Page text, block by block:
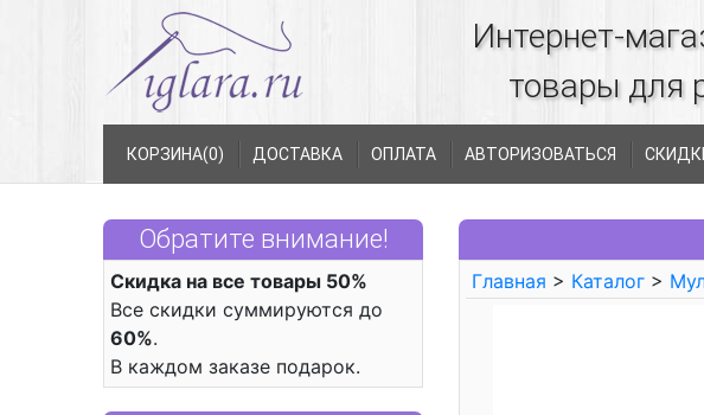
Интернет-
товары для
КОРЗИНА(0) ДОСТАВКА ОПЛАТА АВТОРИЗОВАТЬСЯ
Обратите внимание!
Скидка на все товары 50%
Все скидки суммируются до
60%.
В каждом заказе подарок.
Главная > Каталог >